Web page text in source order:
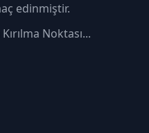
edinmiştir.
Noktası...